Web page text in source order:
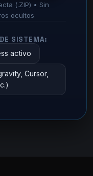
(.ZIP) • Sin
ocultos
SISTEMA:
activo
Cursor,